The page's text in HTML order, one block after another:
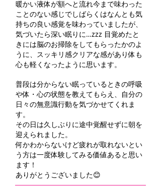
暖かい液体が額へと流れ今まで味わった
ことのない感じでしばらくはなんとも気
持ちの良い感覚を味わっていましたが、
気づいたら深い眠りに…zzz 目覚めたと
きには脳のお掃除をしてもらったかのよ
うに、スッキリ感クリアな感があり体も
心も軽くなったように思います。
普段は分からない眠っているときの呼吸
や体・心の状態を教えてもらえ、自分の
日々の無意識行動を気づかせてくれま
す。
その日は久しぶりに途中覚醒せずに朝を
迎えられました。
何かわからないけど疲れが取れないとい
う方は一度体験してみる価値あると思い
ます！
ありがとうございました😊